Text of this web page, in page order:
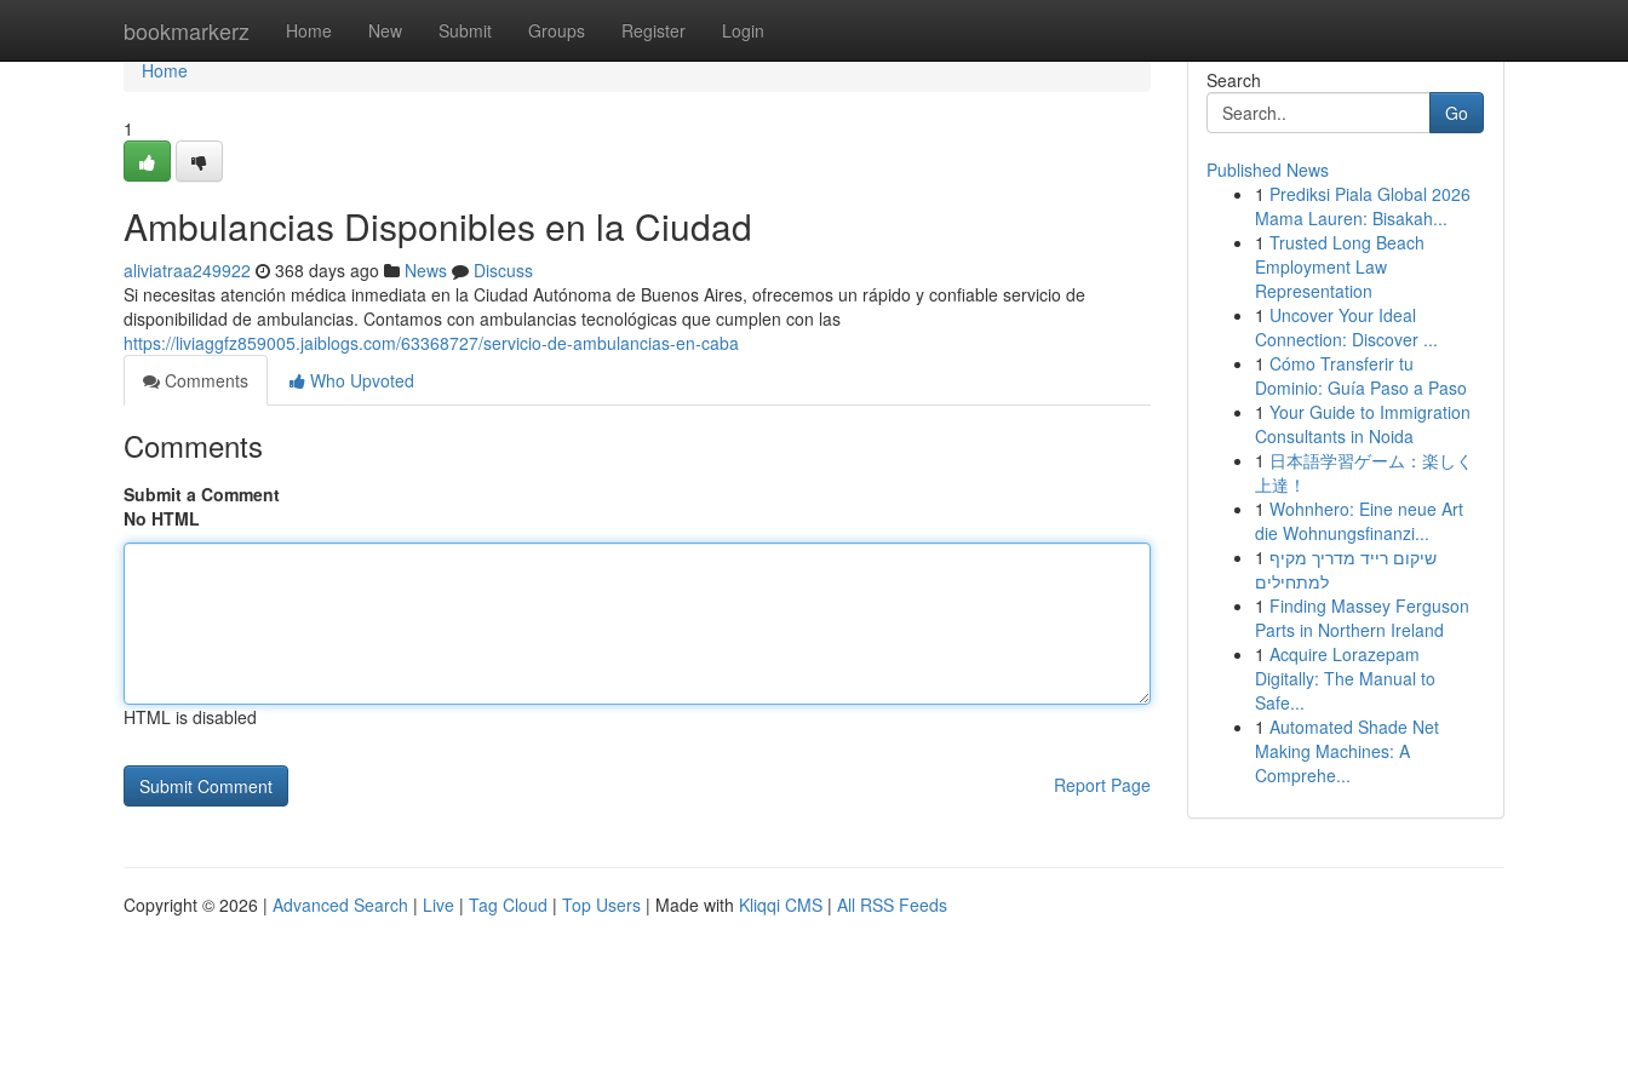
bookmarkerz Home New Submit Groups Register Login
Home
Home
1
Ambulancias Disponibles en la Ciudad
aliviatraa249922 368 days ago News
Discuss
Si necesitas atención médica inmediata en la Ciudad Autónoma de Buenos Aires, ofrecemos un rápido y confiable servicio de
disponibilidad de ambulancias. Contamos con ambulancias tecnológicas que cumplen con las
https://liviaggfz859005.jaiblogs.com/63368727/servicio-de-ambulancias-en-caba
Comments
Who Upvoted
Comments
Submit a Comment
No HTML
HTML is disabled
Report Page
Search
Go
Published News
1 Prediksi Piala Global 2026
Mama Lauren: Bisakah...
1 Trusted Long Beach
Employment Law
Representation
1 Uncover Your Ideal
Connection: Discover ...
1 Cómo Transferir tu
Dominio: Guía Paso a Paso
1 Your Guide to Immigration
Consultants in Noida
1 日本語学習ゲーム：楽しく
上達！
1 Wohnhero: Eine neue Art
die Wohnungsfinanzi...
1 שיקום רייד מדריך מקיף
למתחילים
1 Finding Massey Ferguson
Parts in Northern Ireland
1 Acquire Lorazepam
Digitally: The Manual to
Safe...
1 Automated Shade Net
Making Machines: A
Comprehe...
Copyright © 2026 | Advanced Search | Live | Tag Cloud | Top Users | Made with Kliqqi CMS | All RSS Feeds